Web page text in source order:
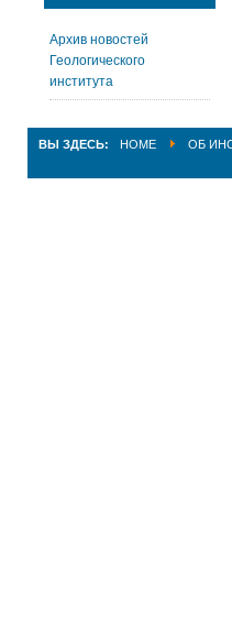
Архив новостей
Геологического
института
ВЫ ЗДЕСЬ: HOME ОБ